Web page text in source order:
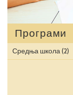
Програми
Средња школа(2)